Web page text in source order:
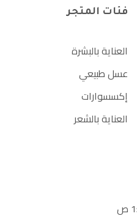
فئات المتجر
العناية بالبشرة
عسل طبيعي
إكسسوارات
العناية بالشعر